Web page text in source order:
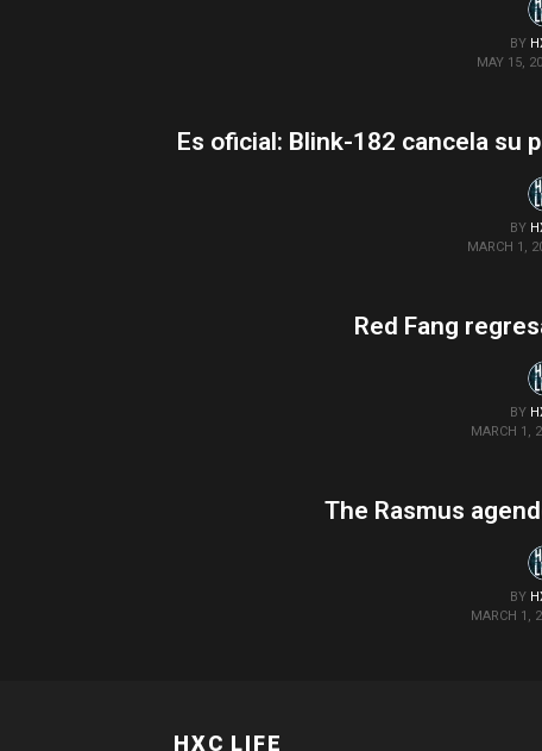
BY
MAY 15,
Es oficial: Blink-182 cancela su
BY
MARCH 1,
Red Fang
BY
MARCH 1,
The Rasmus
BY
MARCH 1,
HXC LIFE